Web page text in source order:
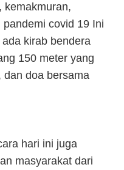
kemakmuran,
covid 19 Ini
kirab bendera
150 meter yang
dan doa bersama
hari ini juga
masyarakat dari